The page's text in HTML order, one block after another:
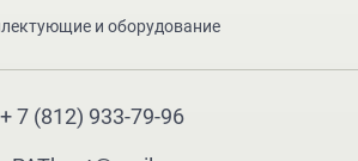
и оборудование
+ 7 (812) 933-79-96